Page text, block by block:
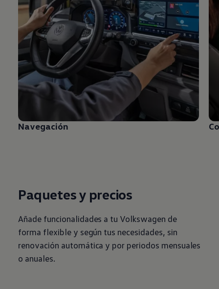
Navegación
Paquetes y precios
Añade funcionalidades a tu Volkswagen de
forma flexible y según tus necesidades, sin
renovación automática y por periodos mensuales
o anuales.